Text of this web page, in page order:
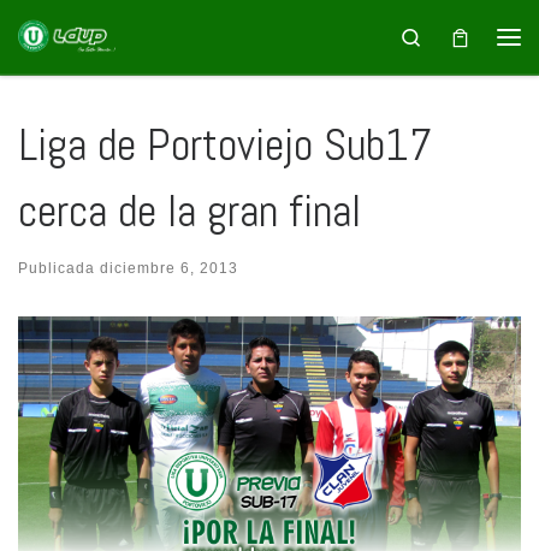
Saltar al contenido Search
Liga de Portoviejo Sub17
cerca de la gran final
Publicada diciembre 6, 2013